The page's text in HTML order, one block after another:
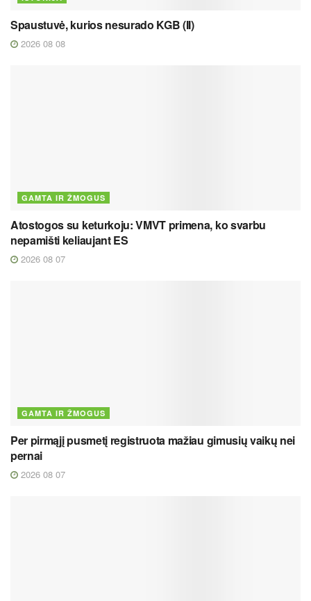
Spaustuvė, kurios nesurado KGB (II)
2026 08 08
GAMTA IR ŽMOGUS
Atostogos su keturkoju: VMVT primena, ko svarbu
nepamišti keliaujant ES
2026 08 07
GAMTA IR ŽMOGUS
Per pirmąjį pusmetį registruota mažiau gimusių vaikų nei
pernai
2026 08 07